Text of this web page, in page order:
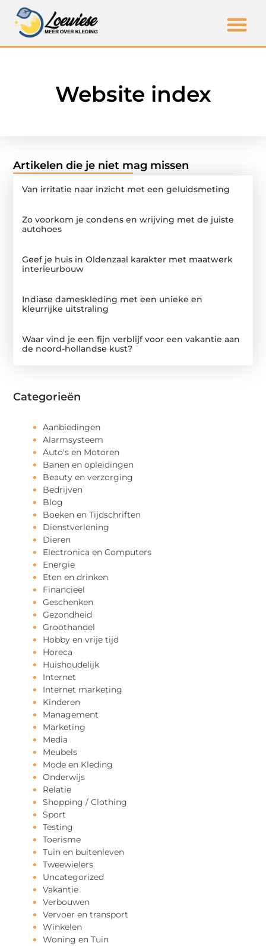
Website index
Categorieën
Aanbiedingen
Alarmsysteem
Auto's en Motoren
Banen en opleidingen
Beauty en verzorging
Bedrijven
Blog
Boeken en Tijdschriften
Dienstverlening
Dieren
Electronica en Computers
Energie
Eten en drinken
Financieel
Geschenken
Gezondheid
Groothandel
Hobby en vrije tijd
Horeca
Huishoudelijk
Internet
Internet marketing
Kinderen
Management
Marketing
Media
Meubels
Mode en Kleding
Onderwijs
Relatie
Shopping / Clothing
Sport
Testing
Toerisme
Tuin en buitenleven
Tweewielers
Uncategorized
Vakantie
Verbouwen
Vervoer en transport
Winkelen
Woning en Tuin
Artikelen die je niet mag missen
Van irritatie naar inzicht met een geluidsmeting
Zo voorkom je condens en wrijving met de juiste
autohoes
Geef je huis in Oldenzaal karakter met maatwerk
interieurbouw
Indiase dameskleding met een unieke en
kleurrijke uitstraling
Waar vind je een fijn verblijf voor een vakantie aan
de noord-hollandse kust?